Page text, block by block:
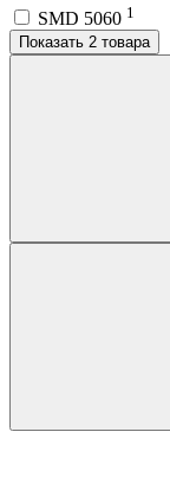
SMD 5060 1
Показать 2 товара